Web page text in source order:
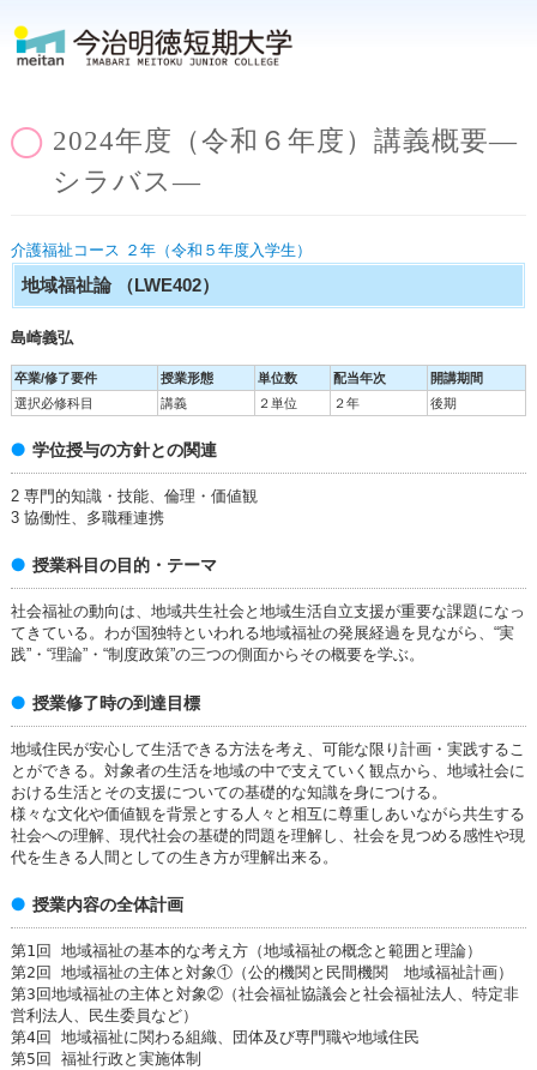
2024年度（令和６年度）講義概要―
シラバス―
介護福祉コース ２年（令和５年度入学生）
地域福祉論 （LWE402）
島崎義弘
卒業/修了要件 授業形態 単位数 配当年次
開講期間
選択必修科目
講義 ２単位 ２年 後期
学位授与の方針との関連
2 専門的知識・技能、倫理・価値観
3 協働性、多職種連携
授業科目の目的・テーマ
社会福祉の動向は、地域共生社会と地域生活自立支援が重要な課題になっ
てきている。わが国独特といわれる地域福祉の発展経過を見ながら、“実
践”・“理論”・“制度政策”の三つの側面からその概要を学ぶ。
授業修了時の到達目標
地域住民が安心して生活できる方法を考え、可能な限り計画・実践するこ
とができる。対象者の生活を地域の中で支えていく観点から、地域社会に
おける生活とその支援についての基礎的な知識を身につける。
様々な文化や価値観を背景とする人々と相互に尊重しあいながら共生する
社会への理解、現代社会の基礎的問題を理解し、社会を見つめる感性や現
代を生きる人間としての生き方が理解出来る。
授業内容の全体計画
第1回 地域福祉の基本的な考え方（地域福祉の概念と範囲と理論）
第2回 地域福祉の主体と対象①（公的機関と民間機関 地域福祉計画）
第3回地域福祉の主体と対象②（社会福祉協議会と社会福祉法人、特定非
営利法人、民生委員など）
第4回 地域福祉に関わる組織、団体及び専門職や地域住民
第5回 福祉行政と実施体制